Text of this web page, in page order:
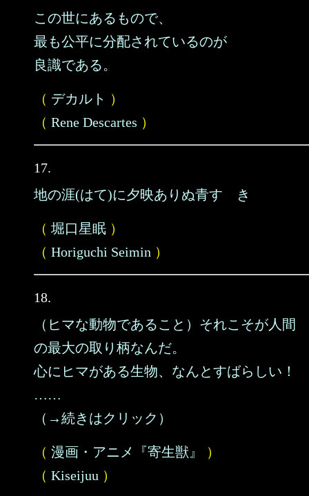
この世にあるもので、
最も公平に分配されているのが
良識である。
（ デカルト ）
（ Rene Descartes ）
17.
地の涯(はて)に夕映ありぬ青すゝき
（ 堀口星眠 ）
（ Horiguchi Seimin ）
18.
（ヒマな動物であること）それこそが人間
の最大の取り柄なんだ。
心にヒマがある生物、なんとすばらしい！
……
（→続きはクリック）
（ 漫画・アニメ『寄生獣』
）
（ Kiseijuu ）